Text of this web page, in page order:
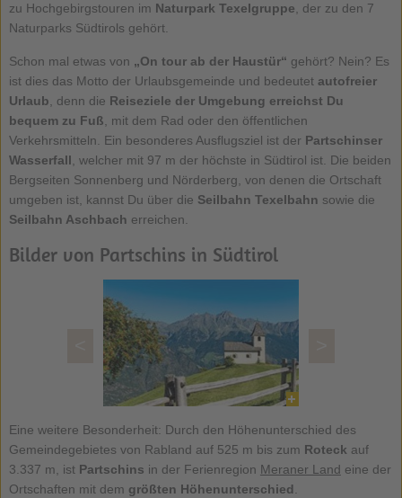
zu Hochgebirgstouren im Naturpark Texelgruppe, der zu den 7
Naturparks Südtirols gehört.
Schon mal etwas von „On tour ab der Haustür“ gehört? Nein? Es
ist dies das Motto der Urlaubsgemeinde und bedeutet autofreier
Urlaub, denn die Reiseziele der Umgebung erreichst Du
bequem zu Fuß, mit dem Rad oder den öffentlichen
Verkehrsmitteln. Ein besonderes Ausflugsziel ist der Partschinser
Wasserfall, welcher mit 97 m der höchste in Südtirol ist. Die beiden
Bergseiten Sonnenberg und Nörderberg, von denen die Ortschaft
umgeben ist, kannst Du über die Seilbahn Texelbahn sowie die
Seilbahn Aschbach erreichen.
Bilder von Partschins in Südtirol
Eine weitere Besonderheit: Durch den Höhenunterschied des
Gemeindegebietes von Rabland auf 525 m bis zum Roteck auf
3.337 m, ist Partschins in der Ferienregion Meraner Land eine der
Ortschaften mit dem größten Höhenunterschied.